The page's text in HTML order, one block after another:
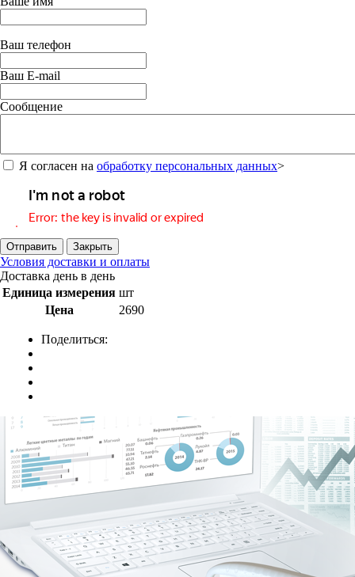
Ваш телефон
Ваш E-mail
Сообщение
Я согласен на обработку персональных данных>
Отправить Закрыть
Условия доставки и оплаты
Доставка день в день
Единица измерения шт
Цена
2690
Поделиться: